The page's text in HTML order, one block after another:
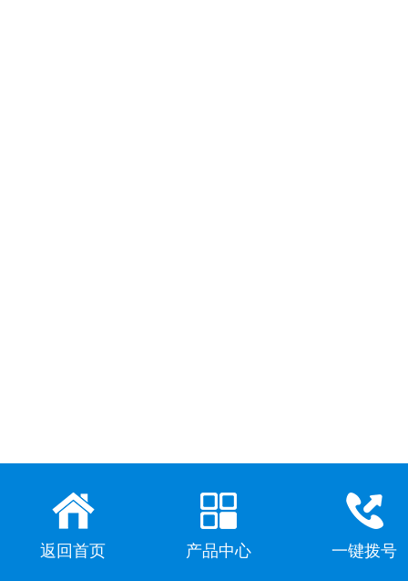
返回首页 产品中心 一键拨号